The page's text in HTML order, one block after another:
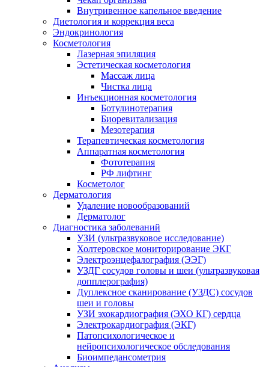
Внутривенное капельное введение
Диетология и коррекция веса
Эндокринология
Косметология
Лазерная эпиляция
Эстетическая косметология
Массаж лица
Чистка лица
Инъекционная косметология
Ботулинотерапия
Биоревитализация
Мезотерапия
Терапевтическая косметология
Аппаратная косметология
Фототерапия
РФ лифтинг
Косметолог
Дерматология
Удаление новообразований
Дерматолог
Диагностика заболеваний
УЗИ (ультразвуковое исследование)
Холтеровское мониторирование ЭКГ
Электроэнцефалография (ЭЭГ)
УЗДГ сосудов головы и шеи (ультразвуковая
допплерография)
Дуплексное сканирование (УЗДС) сосудов
шеи и головы
УЗИ эхокардиография (ЭХО КГ) сердца
Электрокардиография (ЭКГ)
Патопсихологическое и
нейропсихологическое обследования
Биоимпедансометрия